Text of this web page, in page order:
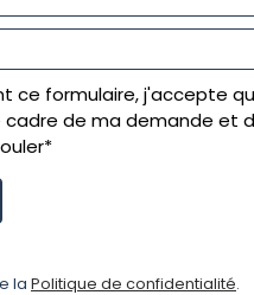
ce formulaire, j'accepte
cadre de ma demande et
la Politique de confidentialité.